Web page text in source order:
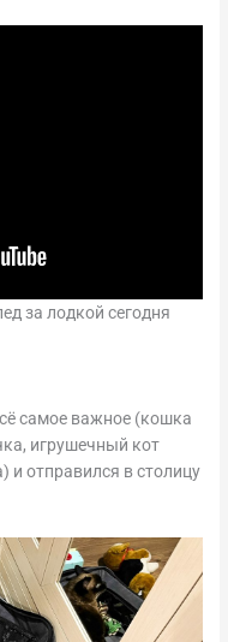
за лодкой сегодня
самое важное (кошка
игрушечный кот
и отправился в столицу